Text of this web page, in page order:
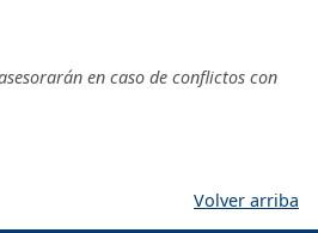
en caso de conflictos con
Volver arriba